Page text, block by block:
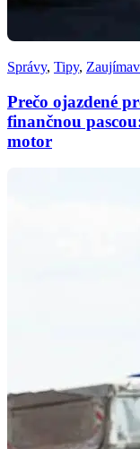
Správy, Tipy,
Prečo ojazdené
finančnou
motor